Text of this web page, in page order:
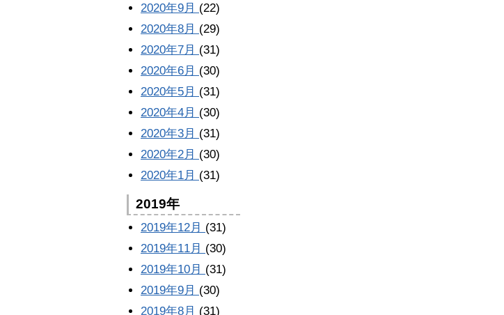
2020年9月 (22)
2020年8月 (29)
2020年7月 (31)
2020年6月 (30)
2020年5月 (31)
2020年4月 (30)
2020年3月 (31)
2020年2月 (30)
2020年1月 (31)
2019年
2019年12月 (31)
2019年11月 (30)
2019年10月 (31)
2019年9月 (30)
2019年8月 (31)